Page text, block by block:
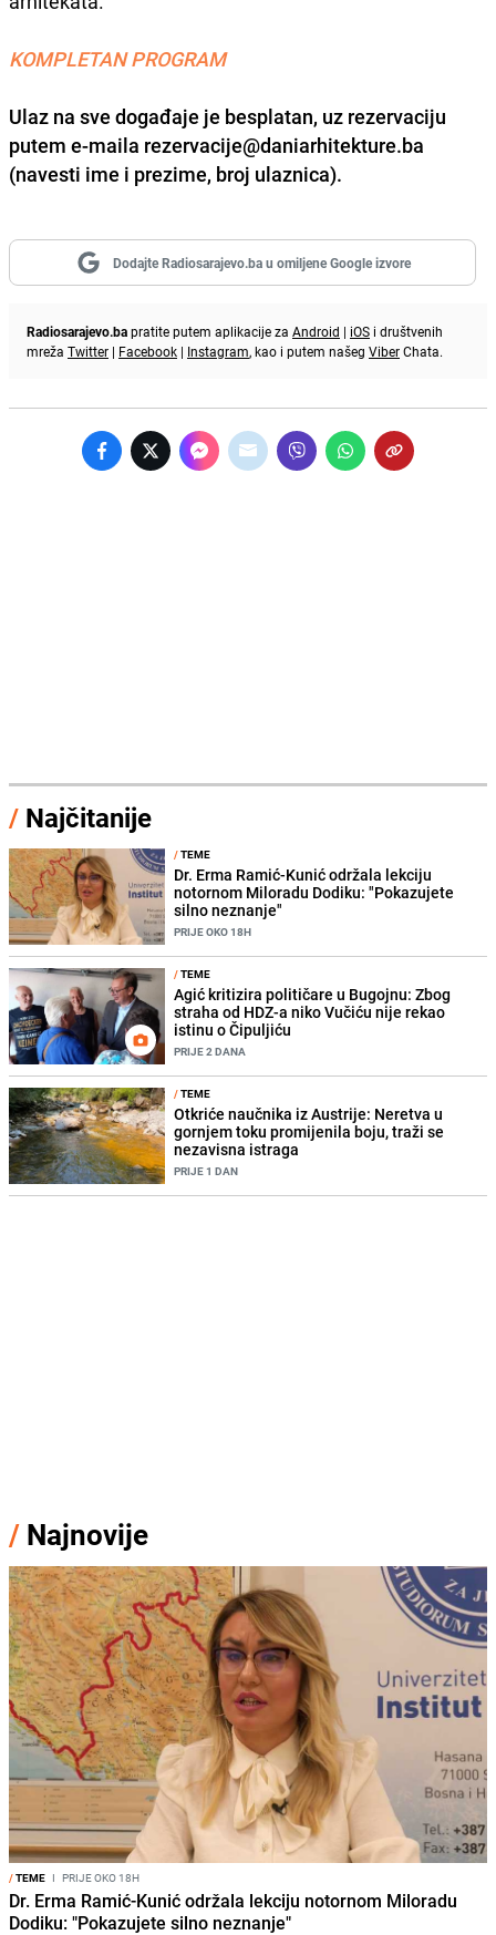
KOMPLETAN PROGRAM
Ulaz na sve događaje je besplatan, uz rezervaciju
putem e-maila rezervacije@daniarhitekture.ba
(navesti ime i prezime, broj ulaznica).
Dodajte Radiosarajevo.ba u omiljene Google izvore
Radiosarajevo.bapratite putem aplikacije za Android | iOS i društvenih
mreža Twitter | Facebook | Instagram, kao i putem našeg ViberChata.
/ Najčitanije
/TEME
Dr. Erma Ramić-Kunić održala lekciju
notornom Miloradu Dodiku: "Pokazujete
silno neznanje"
PRIJE OKO 18H
/TEME
Agić kritizira političare u Bugojnu: Zbog
straha od HDZ-a niko Vučiću nije rekao
istinu o Čipuljiću
PRIJE 2 DANA
/TEME
Otkriće naučnika iz Austrije: Neretva u
gornjem toku promijenila boju, traži se
nezavisna istraga
PRIJE 1 DAN
/ Najnovije
/TEME I PRIJE OKO 18H
Dr. Erma Ramić-Kunić održala lekciju notornom Miloradu
Dodiku: "Pokazujete silno neznanje"